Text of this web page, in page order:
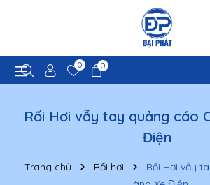
0 0
Rối Hơi vẫy tay quảng cáo
Điện
Trang chủ Rối hơi
Rối Hơi vẫy